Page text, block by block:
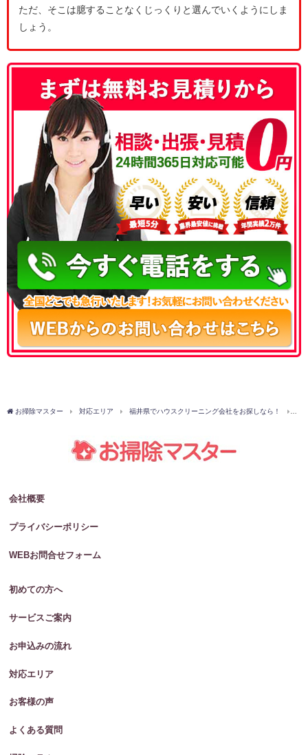
ただ、そこは臆することなくじっくりと選んでいくようにしま
しょう。
050-3177-5687
お掃除マスター 対応エリア 福井県でハウスクリーニング会社をお探しなら！
会社概要
プライバシーポリシー
WEBお問合せフォーム
初めての方へ
サービスご案内
お申込みの流れ
対応エリア
お客様の声
よくある質問